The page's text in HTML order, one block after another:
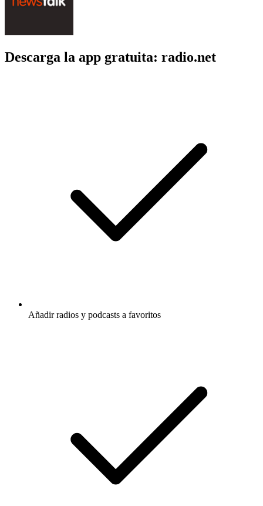
Descarga la app gratuita: radio.net
Añadir radios y podcasts a favoritos